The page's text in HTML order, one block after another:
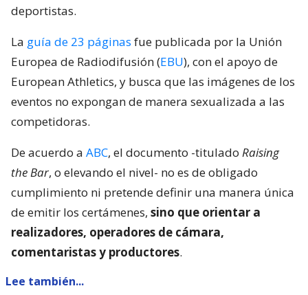
deportistas.
La guía de 23 páginas fue publicada por la Unión
Europea de Radiodifusión (EBU), con el apoyo de
European Athletics, y busca que las imágenes de los
eventos no expongan de manera sexualizada a las
competidoras.
De acuerdo a ABC, el documento -titulado Raising
the Bar, o elevando el nivel- no es de obligado
cumplimiento ni pretende definir una manera única
de emitir los certámenes, sino que orientar a
realizadores, operadores de cámara,
comentaristas y productores.
Lee también...